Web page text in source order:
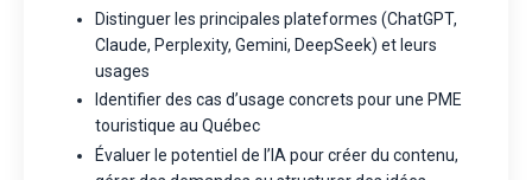
Distinguer les principales plateformes (ChatGPT,
Claude, Perplexity, Gemini, DeepSeek) et leurs
usages
Identifier des cas d’usage concrets pour une PME
touristique au Québec
Évaluer le potentiel de l’IA pour créer du contenu,